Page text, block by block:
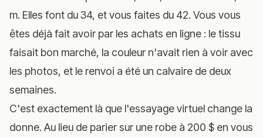
m. Elles font du 34, et vous faites du 42. Vous vous
êtes déjà fait avoir par les achats en ligne : le tissu
faisait bon marché, la couleur n'avait rien à voir avec
les photos, et le renvoi a été un calvaire de deux
semaines.
C'est exactement là que l'essayage virtuel change la
donne. Au lieu de parier sur une robe à 200 $ en vous